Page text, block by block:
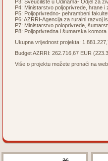
P3: Sveučilište u Udinama- Odjel za
P4: Ministarstvo poljoprivrede, hrane i
P5: Poljoprivredno- pehrambeni
P6: AZRRI-Agencija za ruralni razvoj
P7: Ministarstvo poloprivrede,
P8: Poljoprivredna i šumarska
Ukupna vrijednost projekta:
Budget AZRRI: 262.716,67 EUR
Više o projektu možete pronaći na